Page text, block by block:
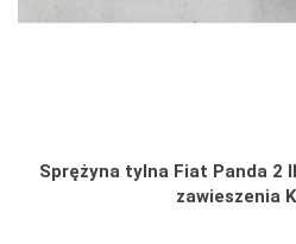
Sprężyna tylna Fiat Panda 2
zawieszenia